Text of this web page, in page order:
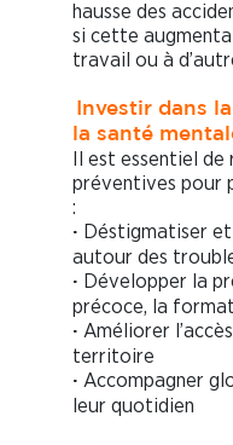
hausse des
si cette
travail ou à
Investir dans
la santé
Il est essentiel
préventives pour
:
· Déstigmatiser
autour des
· Développer la
précoce, la
· Améliorer
territoire
· Accompagner
leur quotidien